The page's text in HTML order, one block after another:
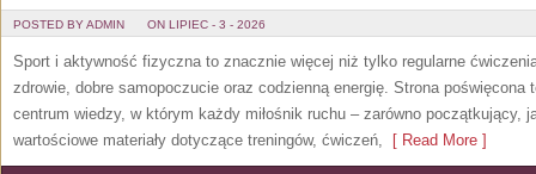
POSTED BY ADMIN ON LIPIEC - 3 - 2026
Sport i aktywność fizyczna to znacznie więcej niż tylko regularne
zdrowie, dobre samopoczucie oraz codzienną energię. Strona poświęcona
centrum wiedzy, w którym każdy miłośnik ruchu – zarówno początkujący,
wartościowe materiały dotyczące treningów, ćwiczeń, [ Read More ]